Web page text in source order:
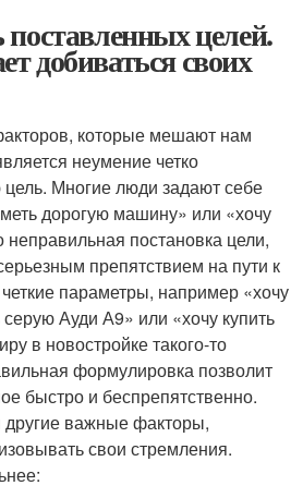
поставленных целей.
добиваться своих
которые мешают нам
неумение четко
Многие люди задают себе
дорогую машину» или «хочу
неправильная постановка цели,
препятствием на пути к
параметры, например «хочу
серую Ауди А9» или «хочу купить
в новостройке такого-то
формулировка позволит
быстро и беспрепятственно.
важные факторы,
свои стремления.